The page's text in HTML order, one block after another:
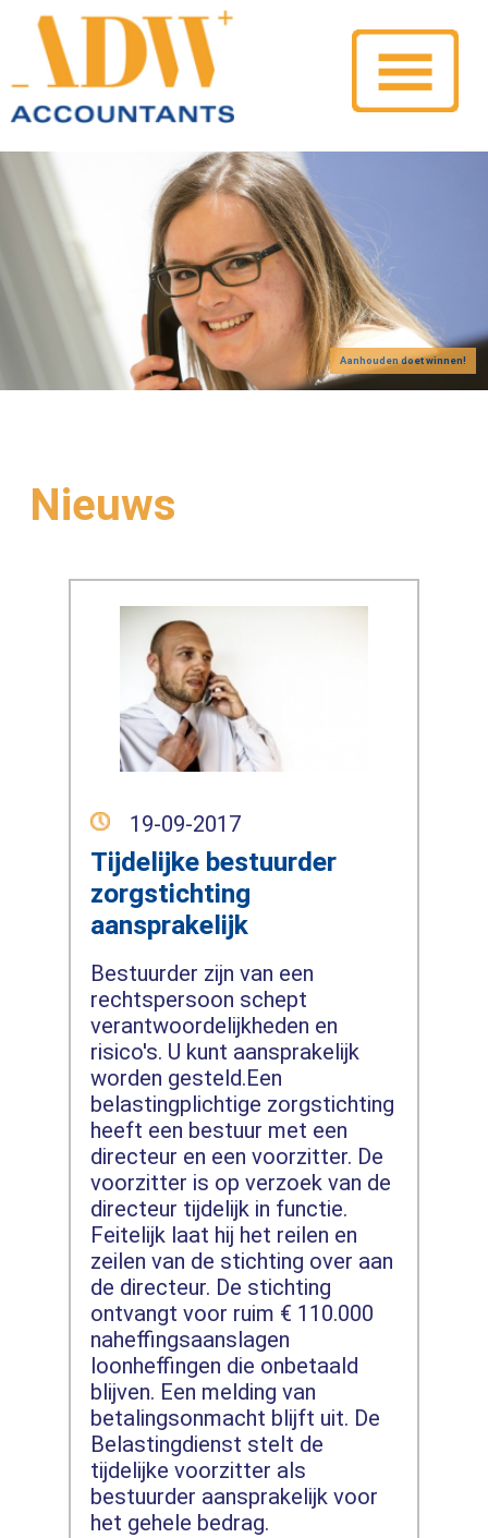
Aanhouden doet winnen!
Nieuws
19-09-2017
Tijdelijke bestuurder
zorgstichting
aansprakelijk
Bestuurder zijn van een
rechtspersoon schept
verantwoordelijkheden en
risico's. U kunt aansprakelijk
worden gesteld.Een
belastingplichtige zorgstichting
heeft een bestuur met een
directeur en een voorzitter. De
voorzitter is op verzoek van de
directeur tijdelijk in functie.
Feitelijk laat hij het reilen en
zeilen van de stichting over aan
de directeur. De stichting
ontvangt voor ruim € 110.000
naheffingsaanslagen
loonheffingen die onbetaald
blijven. Een melding van
betalingsonmacht blijft uit. De
Belastingdienst stelt de
tijdelijke voorzitter als
bestuurder aansprakelijk voor
het gehele bedrag.